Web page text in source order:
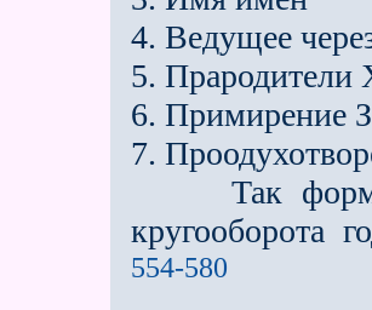
4. Ведущее
5. Прародители
6. Примирение
7.
Так
кругооборота
554-580